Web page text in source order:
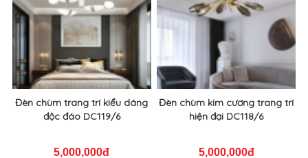
Đèn chùm trang trí kiểu dáng
độc đáo DC119/6
5,000,000đ
Đèn chùm kim cương trang trí
hiện đại DC118/6
5,000,000đ